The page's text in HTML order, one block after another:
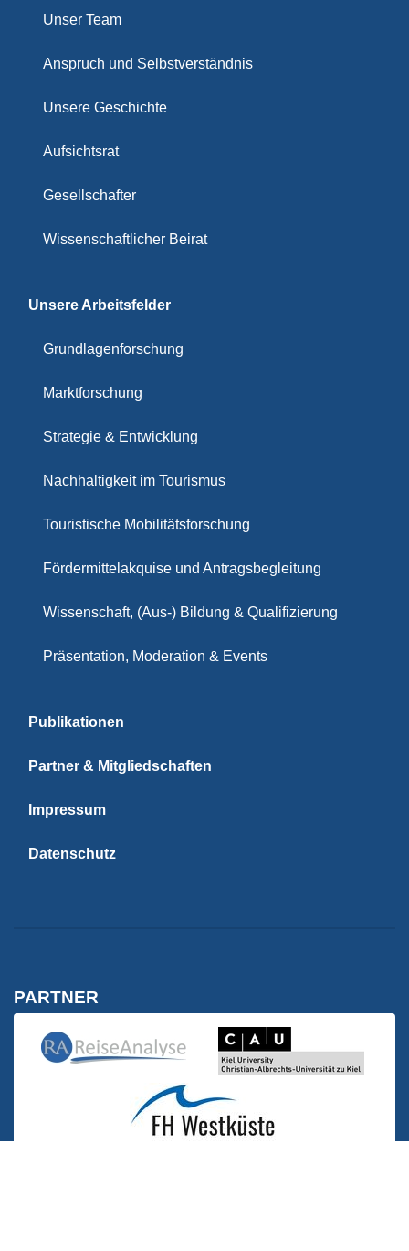
Unser Team
Anspruch und Selbstverständnis
Unsere Geschichte
Aufsichtsrat
Gesellschafter
Wissenschaftlicher Beirat
Unsere Arbeitsfelder
Grundlagenforschung
Marktforschung
Strategie & Entwicklung
Nachhaltigkeit im Tourismus
Touristische Mobilitätsforschung
Fördermittelakquise und Antragsbegleitung
Wissenschaft, (Aus-) Bildung & Qualifizierung
Präsentation, Moderation & Events
Publikationen
Partner & Mitgliedschaften
Impressum
Datenschutz
PARTNER
Reise Analyse Kiel University |
FH Westküste |